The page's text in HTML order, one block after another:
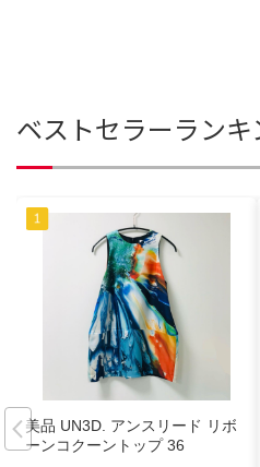
ベストセラーラン
美品 UN3D. アンスリード リボ
ーンコクーントップ 36